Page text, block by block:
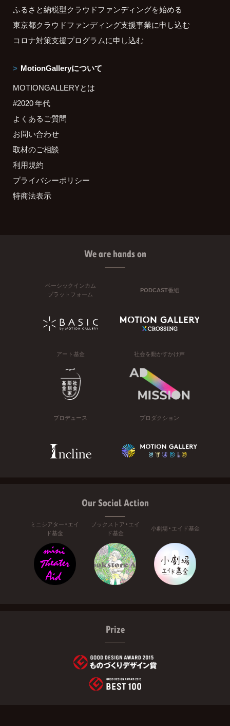
ふるさと納税型クラウドファンディングを始める
東京都クラウドファンディング支援事業に申し込む
コロナ対策支援プログラムに申し込む
MotionGalleryについて
MOTIONGALLERYとは
#2020 年代
よくあるご質問
お問い合わせ
取材のご相談
利用規約
プライバシーポリシー
特商法表示
We are hands on
ベーシックインカム
プラットフォーム
PODCAST番組
アート基金 社会を動かすかけ声
プロデュース プロダクション
Our Social Action
ミニシアター・エイ
ド基金
ブックストア・エイ
ド基金
小劇場・エイド基金
Prize